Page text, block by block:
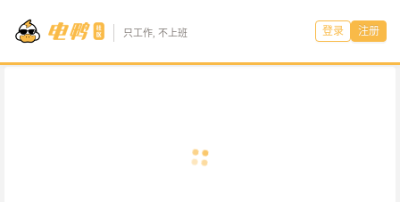
只工作, 不上班 登录 注册